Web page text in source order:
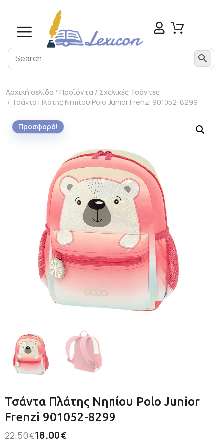
Αρχική σελίδα / Προϊόντα / Σχολικές Τσάντες
/ Τσάντα Πλάτης Νηπίου Polo Junior Frenzi 901052-8299
Προσφορά!
Τσάντα Πλάτης Νηπίου Polo Junior
Frenzi 901052-8299
22.50€18.00€